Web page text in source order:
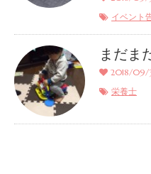
イベント
まだま
2018/09/
栄養士